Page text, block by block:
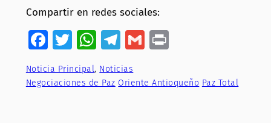
Compartir en redes sociales:
Facebook
Twitter
WhatsApp
Telegram
Gmail
Noticia Principal, Noticias
Negociaciones de Paz Oriente Antioqueño Paz Total